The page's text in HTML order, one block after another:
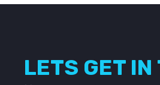
LETS GET IN